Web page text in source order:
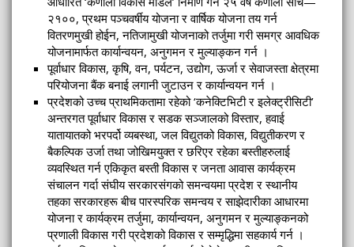
२१००, प्रथम पञ्चवर्षीय योजना र वार्षिक योजना तय गर्न
वितरणमुखी होईन, नतिजामुखी योजनाको तर्जुमा गरी समग्र आवधिक
योजनामार्फत कार्यान्वयन, अनुगमन र मुल्याङ्कन गर्न ।
पूर्वाधार विकास, कृषि, वन, पर्यटन, उद्योग, ऊर्जा र सेवाजस्ता क्षेत्रमा
परियोजना बैंक बनाई लगानी जुटाउन र कार्यान्वयन गर्न ।
प्रदेशको उच्च प्राथमिकतामा रहेको ‘कनेक्टिभिटी र इलेक्ट्रीसिटी’
अन्तरगत पूर्वाधार विकास र सडक सञ्जालको विस्तार, हवाई
यातायातको भरपर्दो व्यबस्था, जल विद्युतको विकास, विद्युतीकरण र
बैकल्पिक उर्जा तथा जोखिमयुक्त र छरिएर रहेका बस्तीहरुलाई
व्यवस्थित गर्न एकिकृत बस्ती विकास र जनता आवास कार्यक्रम
संचालन गर्दा संघीय सरकारसंगको समन्वयमा प्रदेश र स्थानीय
तहका सरकारहरू बीच पारस्परिक समन्वय र साझेदारीका आधारमा
योजना र कार्यक्रम तर्जुमा, कार्यान्वयन, अनुगमन र मुल्याङ्कनको
प्रणाली विकास गरी प्रदेशको विकास र सम्मृद्धिमा सहकार्य गर्न ।